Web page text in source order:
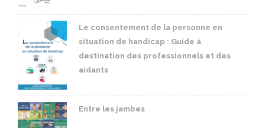
Le consentement de la personne en
situation de handicap : Guide à
destination des professionnels et des
aidants
Entre les jambes